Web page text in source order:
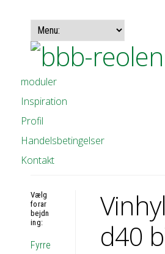
moduler
Inspiration
Profil
Handelsbetingelser
Kontakt
d40
Vælg
forar
bejdn
ing:
Fyrre